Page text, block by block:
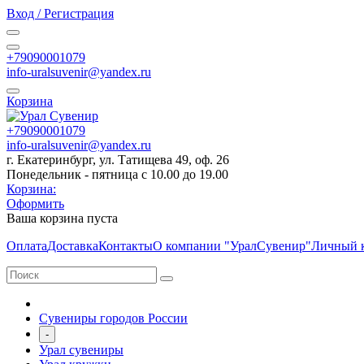
Вход / Регистрация
+79090001079
info-uralsuvenir@yandex.ru
Корзина
+79090001079
info-uralsuvenir@yandex.ru
г. Екатеринбург, ул. Татищева 49, оф. 26
Понедельник - пятница с 10.00 до 19.00
Корзина:
Оформить
Ваша корзина пуста
ОплатаДоставкаКонтактыО компании "УралСувенир"Личный
Сувениры городов России
-
Урал сувениры